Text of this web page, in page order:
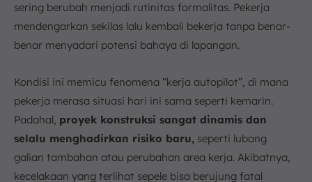
Penerapan K3 di Proyek
4. Apa yang Harus Dibahas Saat Toolbox Meeting?
a. Identifikasi Bahaya Kerja di Area Tinggi
Proyek
c. Prosedur Darurat dan Lokasi Assembly Point
5. Bagaimana Strategi Menjalankan Toolbox Meeting
yang Efektif?
6. Kriteria Pelaporan TBM untuk Perusahaan
Konstruksi Skala Enterprise
sering berubah menjadi rutinitas formalitas. Pekerja
mendengarkan sekilas lalu kembali bekerja tanpa benar-
benar menyadari potensi bahaya di lapangan.
Kondisi ini memicu fenomena “kerja autopilot”, di mana
pekerja merasa situasi hari ini sama seperti kemarin.
Padahal, proyek konstruksi sangat dinamis dan
selalu menghadirkan risiko baru, seperti lubang
galian tambahan atau perubahan area kerja. Akibatnya,
kecelakaan yang terlihat sepele bisa berujung fatal